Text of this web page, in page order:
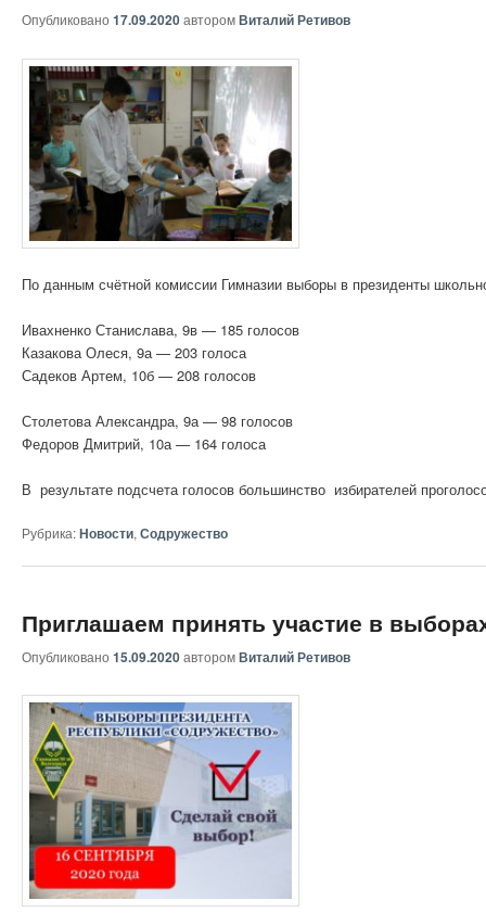
Опубликовано 17.09.2020авторомВиталий Ретивов
По данным счётной комиссии Гимназии выборы в президенты
Ивахненко Станислава, 9в — 185 голосов
Казакова Олеся, 9а — 203 голоса
Садеков Артем, 10б — 208 голосов
Столетова Александра, 9а — 98 голосов
Федоров Дмитрий, 10а — 164 голоса
В результате подсчета голосов большинство избирателей
Рубрика:Новости, Содружество
Приглашаем принять участие в
Опубликовано 15.09.2020авторомВиталий Ретивов